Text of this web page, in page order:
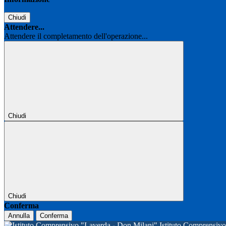
Chiudi
Attendere...
Attendere il completamento dell'operazione...
Chiudi
Chiudi
Conferma
Annulla Conferma